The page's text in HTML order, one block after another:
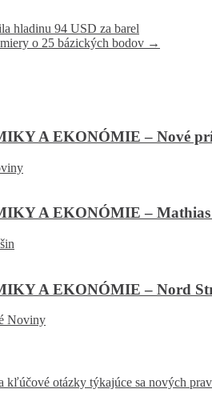
hladinu 94 USD za barel
o 25 bázických bodov →
A EKONÓMIE – Nové
A EKONÓMIE –
A EKONÓMIE – Nord
Noviny